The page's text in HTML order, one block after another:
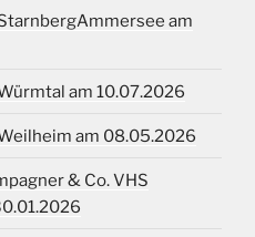
am
am 10.07.2026
am 08.05.2026
& Co. VHS